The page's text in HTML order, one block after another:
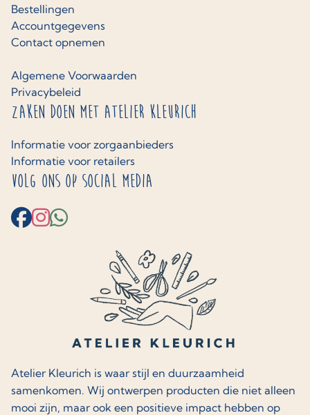
Bestellingen
Accountgegevens
Contact opnemen
Algemene Voorwaarden
Privacybeleid
Zaken doen met Atelier Kleurich
Informatie voor zorgaanbieders
Informatie voor retailers
Volg ons op social media
Atelier Kleurich is waar stijl en duurzaamheid
samenkomen. Wij ontwerpen producten die niet alleen
mooi zijn, maar ook een positieve impact hebben op